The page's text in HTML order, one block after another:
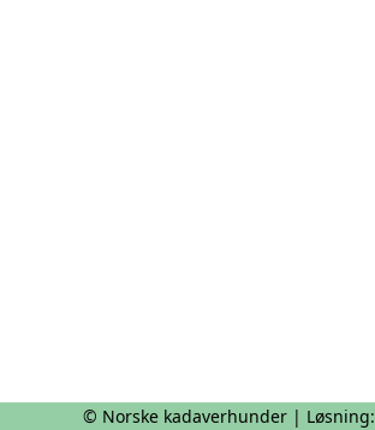
© Norske kadaverhunder | Løsning: